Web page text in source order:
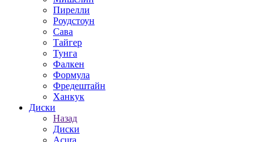
Пирелли
Роудстоун
Сава
Тайгер
Тунга
Фалкен
Формула
Фредештайн
Ханкук
Диски
Назад
Диски
Acura